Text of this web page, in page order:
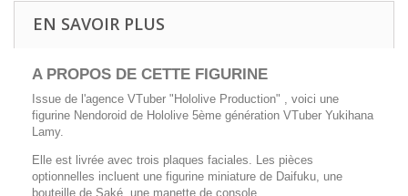
EN SAVOIR PLUS
A PROPOS DE CETTE FIGURINE
Issue de l'agence VTuber "Hololive Production" , voici une
figurine Nendoroid de Hololive 5ème génération VTuber Yukihana
Lamy.
Elle est livrée avec trois plaques faciales. Les pièces
optionnelles incluent une figurine miniature de Daifuku, une
bouteille de Saké, une manette de console.